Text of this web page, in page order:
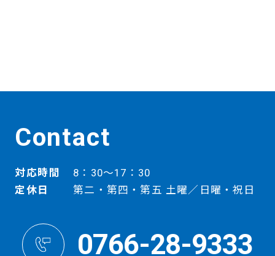
Contact
対応時間
8：30～17：30
定休日
第二・第四・第五 土曜／日曜・祝日
0766-28-9333